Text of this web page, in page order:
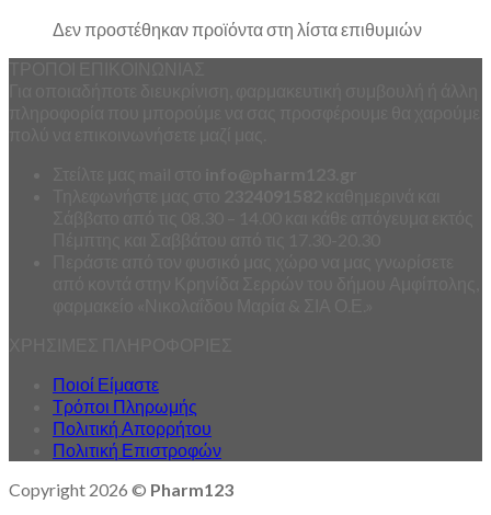
Δεν προστέθηκαν προϊόντα στη λίστα επιθυμιών
Ποιοί Είμαστε
Τρόποι Πληρωμής
Πολιτική Απορρήτου
Πολιτική Επιστροφών
Copyright 2026 © Pharm123